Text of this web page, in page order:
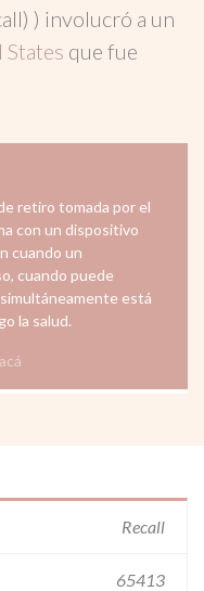
) involucró a un
que fue
retiro tomada por el
con un dispositivo
cuando un
cuando puede
está
la salud.
acá
Recall
65413